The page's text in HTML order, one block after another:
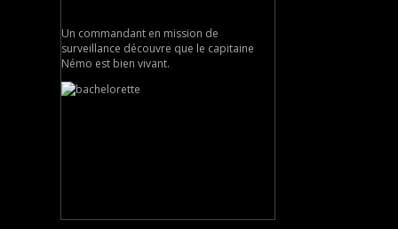
Un commandant en mission de
surveillance découvre que le capitaine
Némo est bien vivant.